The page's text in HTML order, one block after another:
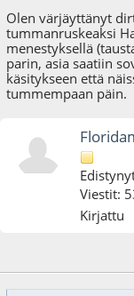
Olen värjäyttänyt
tummanruskeaksi
menestyksellä
parin, asia saatiin
käsitykseen että
tummempaan päin.
Viestit:
Kirjattu